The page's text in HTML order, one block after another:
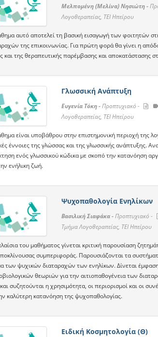
Μελπομένη (Μελίνα) Νησιώτη -
Λογοθεραπείας, ΤΕΙ Ηπείρου
αυτό αποτελεί τη βασική εισαγωγή των φοιτητών
της επικοινωνίας. Για πρώτη φορά θα γίνει η
και της θεραπευτικής παρέμβασης και αποκατάστασης
Γλωσσική Ανάπτυξη
Ευγενία Τόκη -Προπτυχιακό -
Λογοθεραπείας, ΤΕΙ Ηπείρου
είναι υποβάθρου στην επιστημονική περιοχή της
έννοιες της γλώσσας και της γλωσσικής ανάπτυξης.
ενός γλωσσικού κώδικα με σκοπό την κατανόηση
ενήλικη ζωή.
Ψυχοπαθολογία Ενηλίκων
Βασιλική Σιαφάκα -Προπτυχιακό -
Τμήμα Λογοθεραπείας, ΤΕΙ Ηπείρου
του μαθήματος γίνεται κριτική παρουσίαση
συμπεριφοράς. Παρουσιάζονται τα
των ψυχικών διαταραχών των ενηλίκων. Δίνεται
θεωριών για την αιτιοπαθογένεια των
συζητούνται η χρησιμότητα, οι περιορισμοί και οι
καλύτερη κατανόηση της ψυχοπαθολογίας.
Ειδική Κοσμητολογία (Θ)